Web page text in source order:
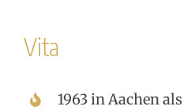
Vita
1963 in Aachen